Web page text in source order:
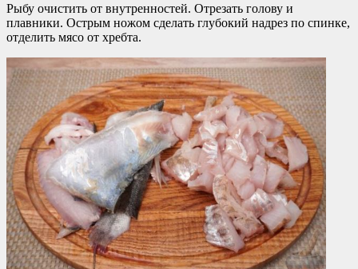
Рыбу очистить от внутренностей. Отрезать голову и
плавники. Острым ножом сделать глубокий надрез по спинке,
отделить мясо от хребта.